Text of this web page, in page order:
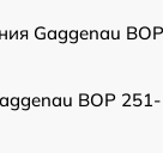
Gaggenau BOP
BOP 251-